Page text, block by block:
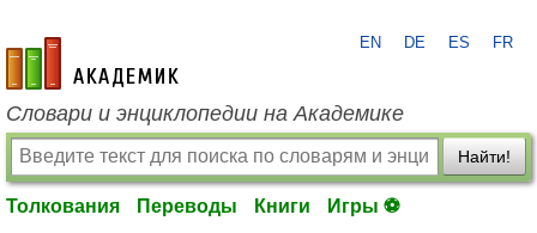
academic.ru
EN DE ES FR
Словари и энциклопедии на Академике
Найти!
Толкования Переводы Книги Игры ⚽